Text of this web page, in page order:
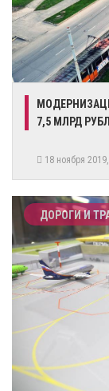
7,5 МЛРД
18 ноября
ДОРОГИ И